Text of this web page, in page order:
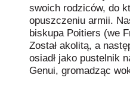
swoich rodziców, do
opuszczeniu armii.
biskupa Poitiers (we
Został akolitą, a
osiadł jako pustelnik
Genui, gromadząc